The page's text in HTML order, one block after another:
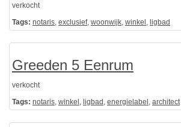
verkocht
Tags: notaris, exclusief, woonwijk, winkel , ligbad
Greeden 5 Eenrum
verkocht
Tags: notaris, winkel , ligbad , energielabel , architect